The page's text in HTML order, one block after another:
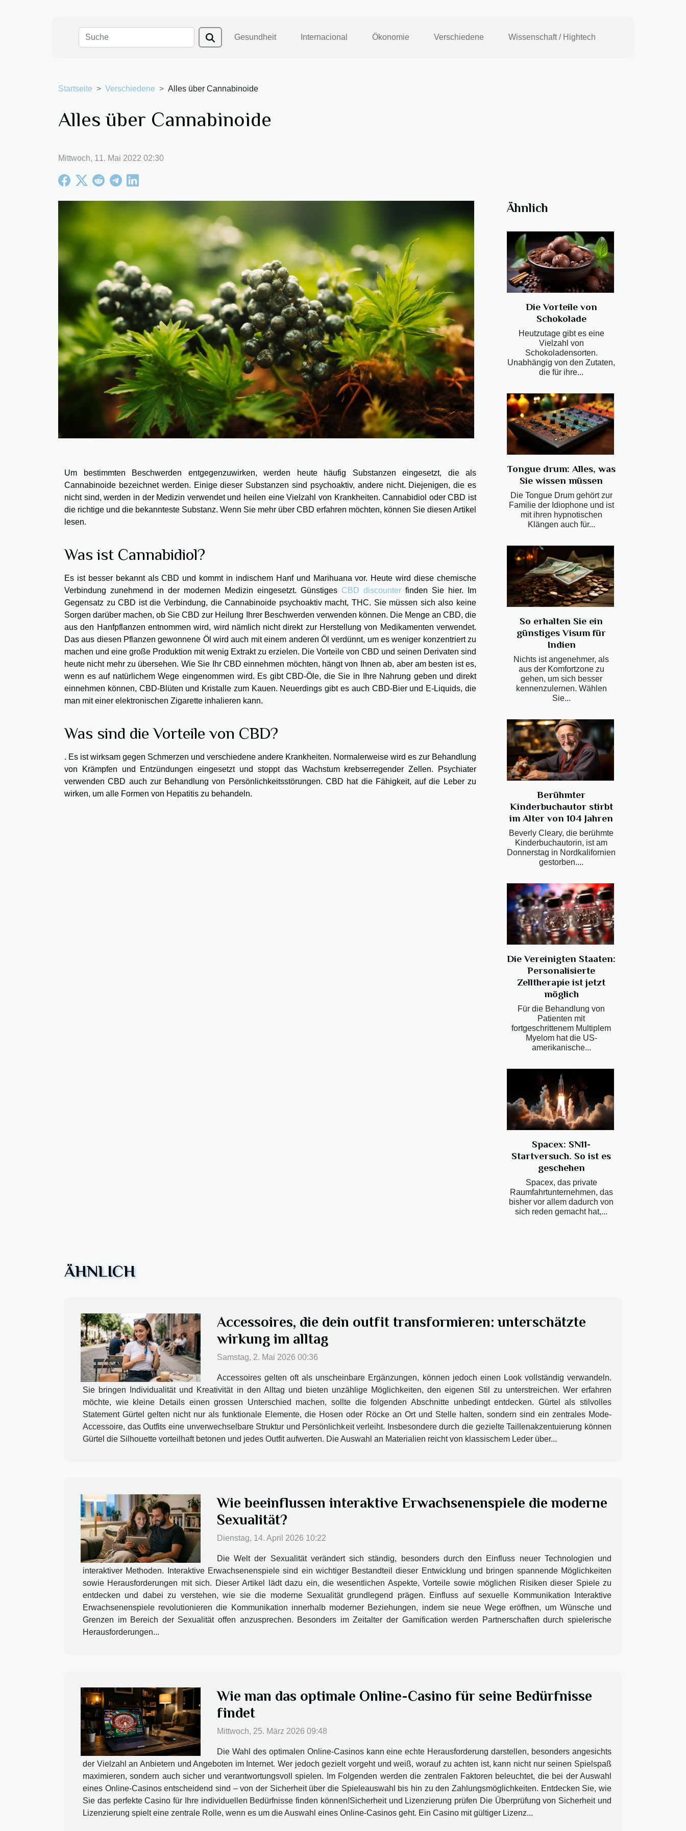
Gesundheit Internacional Ökonomie Verschiedene Wissenschaft / Hightech
Startseite Verschiedene Alles über Cannabinoide
Alles über Cannabinoide
Mittwoch, 11. Mai 2022 02:30
Um bestimmten Beschwerden entgegenzuwirken, werden heute häufig Substanzen eingesetzt, die als
Cannabinoide bezeichnet werden. Einige dieser Substanzen sind psychoaktiv, andere nicht. Diejenigen, die es
nicht sind, werden in der Medizin verwendet und heilen eine Vielzahl von Krankheiten. Cannabidiol oder CBD ist
die richtige und die bekannteste Substanz. Wenn Sie mehr über CBD erfahren möchten, können Sie diesen Artikel
lesen.
Was ist Cannabidiol?
Es ist besser bekannt als CBD und kommt in indischem Hanf und Marihuana vor. Heute wird diese chemische
Verbindung zunehmend in der modernen Medizin eingesetzt. Günstiges CBD discounter finden Sie hier. Im
Gegensatz zu CBD ist die Verbindung, die Cannabinoide psychoaktiv macht, THC. Sie müssen sich also keine
Sorgen darüber machen, ob Sie CBD zur Heilung Ihrer Beschwerden verwenden können. Die Menge an CBD, die
aus den Hanfpflanzen entnommen wird, wird nämlich nicht direkt zur Herstellung von Medikamenten verwendet.
Das aus diesen Pflanzen gewonnene Öl wird auch mit einem anderen Öl verdünnt, um es weniger konzentriert zu
machen und eine große Produktion mit wenig Extrakt zu erzielen. Die Vorteile von CBD und seinen Derivaten sind
heute nicht mehr zu übersehen. Wie Sie Ihr CBD einnehmen möchten, hängt von Ihnen ab, aber am besten ist es,
wenn es auf natürlichem Wege eingenommen wird. Es gibt CBD-Öle, die Sie in Ihre Nahrung geben und direkt
einnehmen können, CBD-Blüten und Kristalle zum Kauen. Neuerdings gibt es auch CBD-Bier und E-Liquids, die
man mit einer elektronischen Zigarette inhalieren kann.
Was sind die Vorteile von CBD?
. Es ist wirksam gegen Schmerzen und verschiedene andere Krankheiten. Normalerweise wird es zur Behandlung
von Krämpfen und Entzündungen eingesetzt und stoppt das Wachstum krebserregender Zellen. Psychiater
verwenden CBD auch zur Behandlung von Persönlichkeitsstörungen. CBD hat die Fähigkeit, auf die Leber zu
wirken, um alle Formen von Hepatitis zu behandeln.
Ähnlich
Die Vorteile von
Schokolade
Heutzutage gibt es eine
Vielzahl von
Schokoladensorten.
Unabhängig von den Zutaten,
die für ihre...
Tongue drum: Alles, was
Sie wissen müssen
Die Tongue Drum gehört zur
Familie der Idiophone und ist
mit ihren hypnotischen
Klängen auch für...
So erhalten Sie ein
günstiges Visum für
Indien
Nichts ist angenehmer, als
aus der Komfortzone zu
gehen, um sich besser
kennenzulernen. Wählen
Sie...
Berühmter
Kinderbuchautor stirbt
im Alter von 104 Jahren
Beverly Cleary, die berühmte
Kinderbuchautorin, ist am
Donnerstag in Nordkalifornien
gestorben....
Die Vereinigten Staaten:
Personalisierte
Zelltherapie ist jetzt
möglich
Für die Behandlung von
Patienten mit
fortgeschrittenem Multiplem
Myelom hat die US-
amerikanische...
Spacex: SN11-
Startversuch. So ist es
geschehen
Spacex, das private
Raumfahrtunternehmen, das
bisher vor allem dadurch von
sich reden gemacht hat,...
ÄHNLICH
Accessoires, die dein outfit transformieren: unterschätzte
wirkung im alltag
Samstag, 2. Mai 2026 00:36
Accessoires gelten oft als unscheinbare Ergänzungen, können jedoch einen Look vollständig verwandeln.
Sie bringen Individualität und Kreativität in den Alltag und bieten unzählige Möglichkeiten, den eigenen Stil zu unterstreichen. Wer erfahren
möchte, wie kleine Details einen grossen Unterschied machen, sollte die folgenden Abschnitte unbedingt entdecken. Gürtel als stilvolles
Statement Gürtel gelten nicht nur als funktionale Elemente, die Hosen oder Röcke an Ort und Stelle halten, sondern sind ein zentrales Mode-
Accessoire, das Outfits eine unverwechselbare Struktur und Persönlichkeit verleiht. Insbesondere durch die gezielte Taillenakzentuierung können
Gürtel die Silhouette vorteilhaft betonen und jedes Outfit aufwerten. Die Auswahl an Materialien reicht von klassischem Leder über...
Wie beeinflussen interaktive Erwachsenenspiele die moderne
Sexualität?
Dienstag, 14. April 2026 10:22
Die Welt der Sexualität verändert sich ständig, besonders durch den Einfluss neuer Technologien und
interaktiver Methoden. Interaktive Erwachsenenspiele sind ein wichtiger Bestandteil dieser Entwicklung und bringen spannende Möglichkeiten
sowie Herausforderungen mit sich. Dieser Artikel lädt dazu ein, die wesentlichen Aspekte, Vorteile sowie möglichen Risiken dieser Spiele zu
entdecken und dabei zu verstehen, wie sie die moderne Sexualität grundlegend prägen. Einfluss auf sexuelle Kommunikation Interaktive
Erwachsenenspiele revolutionieren die Kommunikation innerhalb moderner Beziehungen, indem sie neue Wege eröffnen, um Wünsche und
Grenzen im Bereich der Sexualität offen anzusprechen. Besonders im Zeitalter der Gamification werden Partnerschaften durch spielerische
Herausforderungen...
Wie man das optimale Online-Casino für seine Bedürfnisse
findet
Mittwoch, 25. März 2026 09:48
Die Wahl des optimalen Online-Casinos kann eine echte Herausforderung darstellen, besonders angesichts
der Vielzahl an Anbietern und Angeboten im Internet. Wer jedoch gezielt vorgeht und weiß, worauf zu achten ist, kann nicht nur seinen Spielspaß
maximieren, sondern auch sicher und verantwortungsvoll spielen. Im Folgenden werden die zentralen Faktoren beleuchtet, die bei der Auswahl
eines Online-Casinos entscheidend sind – von der Sicherheit über die Spieleauswahl bis hin zu den Zahlungsmöglichkeiten. Entdecken Sie, wie
Sie das perfekte Casino für Ihre individuellen Bedürfnisse finden können!Sicherheit und Lizenzierung prüfen Die Überprüfung von Sicherheit und
Lizenzierung spielt eine zentrale Rolle, wenn es um die Auswahl eines Online-Casinos geht. Ein Casino mit gültiger Lizenz...